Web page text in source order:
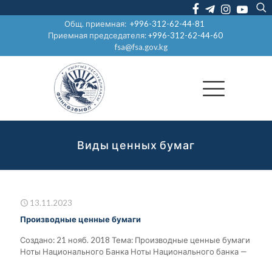
Общ. приемная:+996-312-62-44-81
Приемная председателя:+996-312-62-44-60
fsa@fsa.gov.kg
Виды ценных бумаг
13.11.2023
Производные ценные бумаги
Создано: 21 нояб. 2018 Тема: Производные ценные бумаги
Ноты Национального Банка Ноты Национального банка —